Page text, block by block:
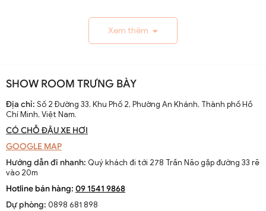
1.1. Lịch Sử và Sự Phát Triển
pháp thông gió hiệu quả ở các khu vực nhiệt đới. Ban đầu
được làm thủ công và chạy bằng điện từ pin, chúng
nhanh chóng phát triển với sự tiến bộ của công nghệ
điện.
Sự thay đổi và cải tiến qua các thập kỷ
tiến với thiết kế hiện đại, động cơ mạnh mẽ và khả năng
cứu để nâng cao hiệu suất và thẩm mỹ của sản phẩm.
Xem thêm
SHOW ROOM TRƯNG BÀY
Địa chỉ: Số 2 Đường 33, Khu Phố 2, Phường An Khánh, Thành phố Hồ
Chí Minh, Việt Nam.
CÓ CHỖ ĐẬU XE HƠI
GOOGLE MAP
Hướng dẫn đi nhanh: Quý khách đi tới 278 Trần Não gặp đường 33 rẽ
vào 20m
Hotline bán hàng: 09 1541 9868
Dự phòng: 0898 681 898